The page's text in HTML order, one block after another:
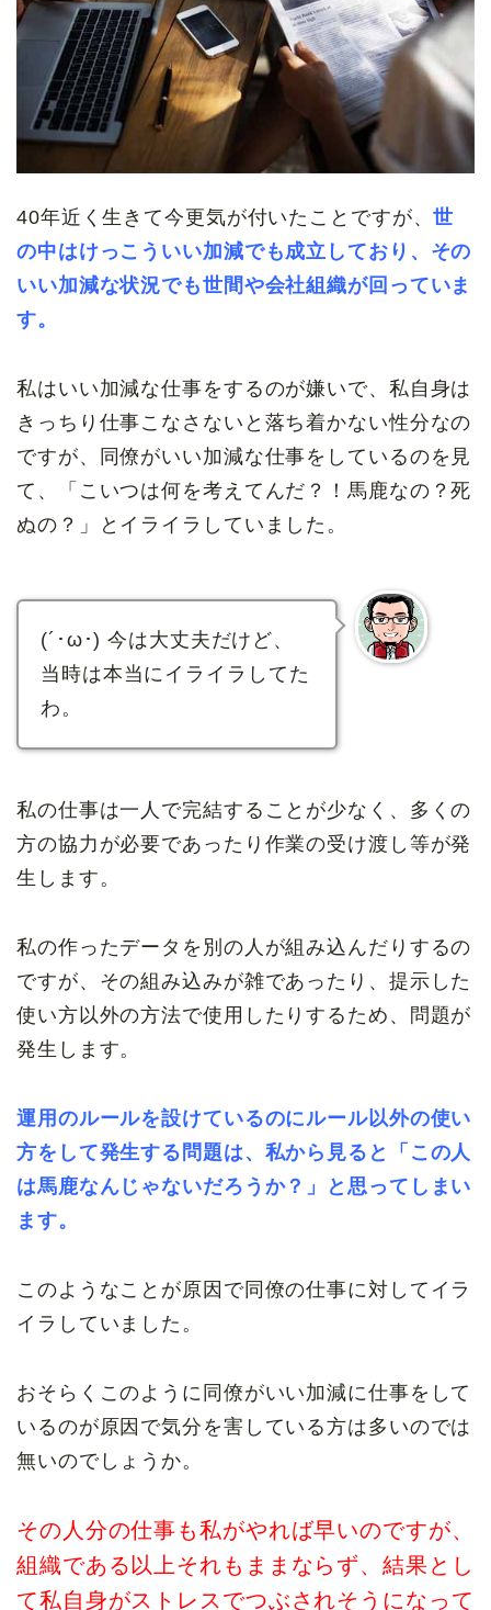
40年近く生きて今更気が付いたことですが、世
の中はけっこういい加減でも成立しており、その
いい加減な状況でも世間や会社組織が回っていま
す。
私はいい加減な仕事をするのが嫌いで、私自身は
きっちり仕事こなさないと落ち着かない性分なの
ですが、同僚がいい加減な仕事をしているのを見
て、「こいつは何を考えてんだ？！馬鹿なの？死
ぬの？」とイライラしていました。
(´･ω･) 今は大丈夫だけど、
当時は本当にイライラしてた
わ。
私の仕事は一人で完結することが少なく、多くの
方の協力が必要であったり作業の受け渡し等が発
生します。
私の作ったデータを別の人が組み込んだりするの
ですが、その組み込みが雑であったり、提示した
使い方以外の方法で使用したりするため、問題が
発生します。
運用のルールを設けているのにルール以外の使い
方をして発生する問題は、私から見ると「この人
は馬鹿なんじゃないだろうか？」と思ってしまい
ます。
このようなことが原因で同僚の仕事に対してイラ
イラしていました。
おそらくこのように同僚がいい加減に仕事をして
いるのが原因で気分を害している方は多いのでは
無いのでしょうか。
その人分の仕事も私がやれば早いのですが、
組織である以上それもままならず、結果とし
て私自身がストレスでつぶされそうになって